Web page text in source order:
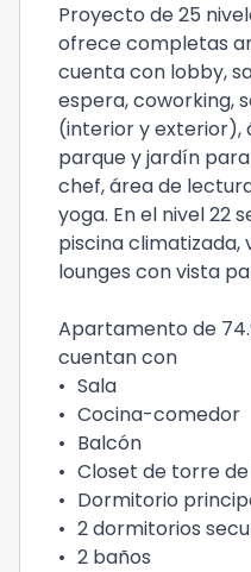
Proyecto de 25
ofrece completas
cuenta con lobby,
espera, coworking,
(interior y exterior),
parque y jardín
chef, área de
yoga. En el nivel 22
piscina climatizada,
lounges con vista
Apartamento de
cuentan con
• Sala
• Cocina-comedor
• Balcón
• Closet de torre
• Dormitorio
• 2 dormitorios
• 2 baños